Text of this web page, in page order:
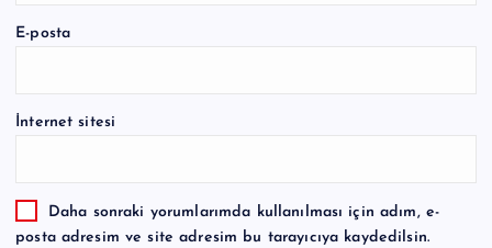
E-posta
İnternet sitesi
Daha sonraki yorumlarımda kullanılması için adım, e-
posta adresim ve site adresim bu tarayıcıya kaydedilsin.